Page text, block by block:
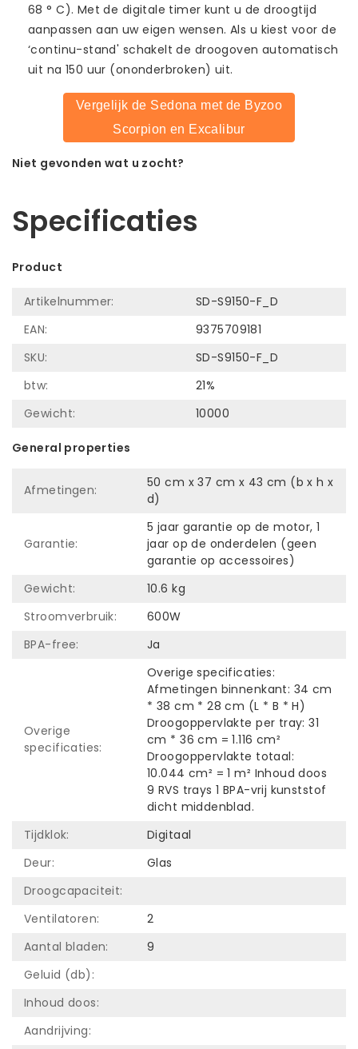
68 ° C). Met de digitale timer kunt u de droogtijd
aanpassen aan uw eigen wensen. Als u kiest voor de
‘continu-stand' schakelt de droogoven automatisch
uit na 150 uur (ononderbroken) uit.
Vergelijk de Sedona met de Byzoo
Scorpion en Excalibur
Niet gevonden wat u zocht?
Specificaties
Product
Artikelnummer:
SD-S9150-F_D
EAN:
9375709181
SKU:
SD-S9150-F_D
btw:
21%
Gewicht:
10000
General properties
Afmetingen:
50 cm x 37 cm x 43 cm (b x h x
d)
Garantie:
5 jaar garantie op de motor, 1
jaar op de onderdelen (geen
garantie op accessoires)
Gewicht:
10.6 kg
Stroomverbruik:
600W
BPA-free:
Ja
Overige
specificaties:
Overige specificaties:
Afmetingen binnenkant: 34 cm
* 38 cm * 28 cm (L * B * H)
Droogoppervlakte per tray: 31
cm * 36 cm = 1.116 cm²
Droogoppervlakte totaal:
10.044 cm² = 1 m² Inhoud doos
9 RVS trays 1 BPA-vrij kunststof
dicht middenblad.
Tijdklok:
Digitaal
Deur:
Glas
Droogcapaciteit:
Ventilatoren:
2
Aantal bladen:
9
Geluid (db):
Inhoud doos:
Aandrijving: